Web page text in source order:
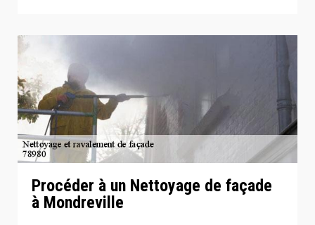
Procéder à un Nettoyage de façade
à Mondreville